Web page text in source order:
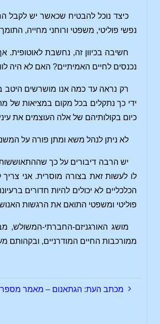
כיצד נוכל להבטיח שכאשר יש לקבל
נפשי פוליטי, משפטי ורוחני מחייה,
חשיבה בכיוון זה, נחשבת
נכנסים לחיים האמיתיים? האם לא היה
רק נראה עד כמה אנו מושרשים היטב
ידי כך נתקלים בכל מקום במציאות של
כיום בקולותיהם של אלה העוצמים את
לא ניתן לנהל משא ומתן פורה על
יש הרבה דיבורים על כך
לו לעשות זאת בצורה מוסרית. אני
הכלכליים לא יכולים להיות חדורים
פוליטי ומשפטי התואם את הרגשות
מושג האורגניזם-החברתי-המשולש,
ממורכבות החיים המודרניים,
מכתב העת: הגתאנום – מאמר מספר 9 –